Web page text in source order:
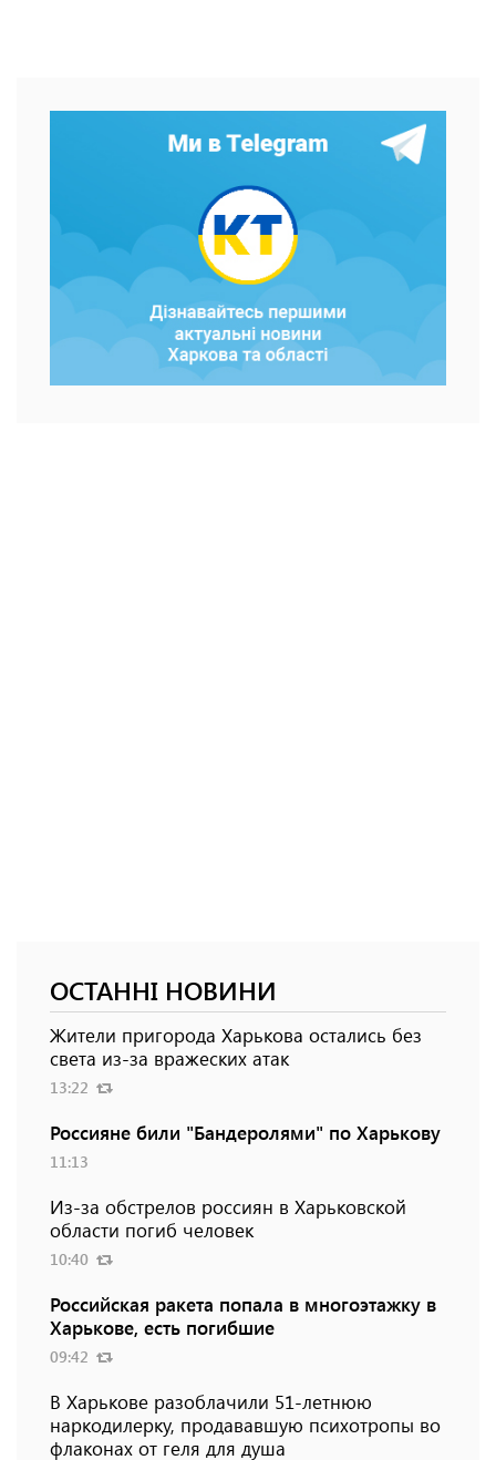
ОСТАННІ НОВИНИ
Жители пригорода Харькова остались без
света из-за вражеских атак
13:22
Россияне били "Бандеролями" по Харькову
11:13
Из-за обстрелов россиян в Харьковской
области погиб человек
10:40
Российская ракета попала в многоэтажку в
Харькове, есть погибшие
09:42
В Харькове разоблачили 51-летнюю
наркодилерку, продававшую психотропы во
флаконах от геля для душа